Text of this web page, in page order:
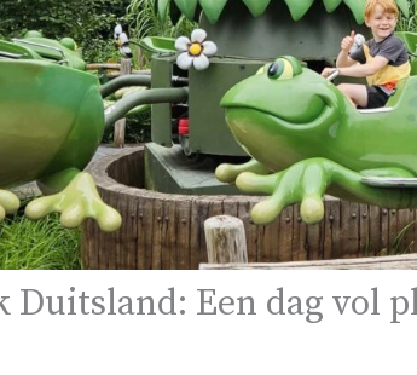
Duitsland: Een dag vol